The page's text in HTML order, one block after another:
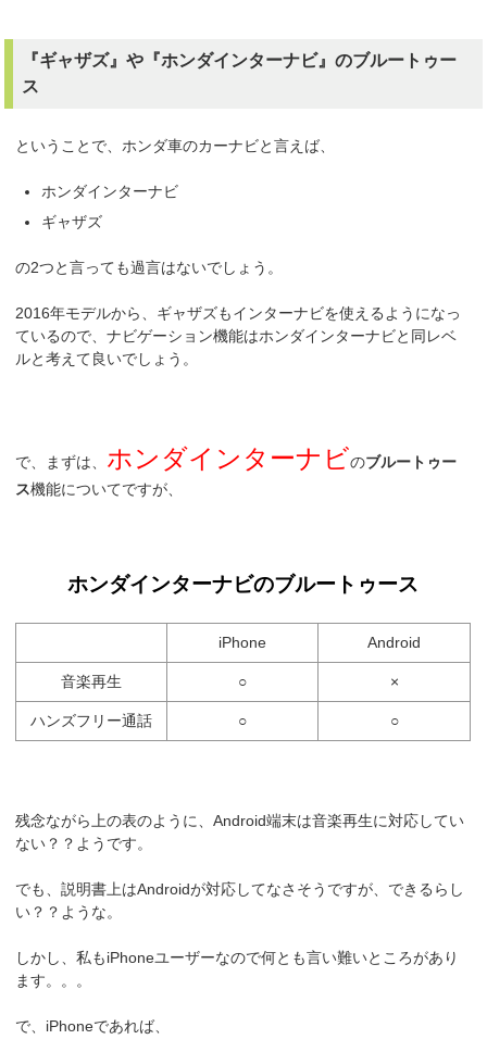
『ギャザズ』や『ホンダインターナビ』のブルートゥー
ス
ということで、ホンダ車のカーナビと言えば、
ホンダインターナビ
ギャザズ
の2つと言っても過言はないでしょう。
2016年モデルから、ギャザズもインターナビを使えるようになっ
ているので、ナビゲーション機能はホンダインターナビと同レベ
ルと考えて良いでしょう。
で、まずは、 ホンダインターナビのブルートゥー
ス機能についてですが、
ホンダインターナビのブルートゥース
iPhone Android
音楽再生 ○ ×
ハンズフリー通話 ○ ○
残念ながら上の表のように、Android端末は音楽再生に対応してい
ない？？ようです。
でも、説明書上はAndroidが対応してなさそうですが、できるらし
い？？ような。
しかし、私もiPhoneユーザーなので何とも言い難いところがあり
ます。。。
で、iPhoneであれば、